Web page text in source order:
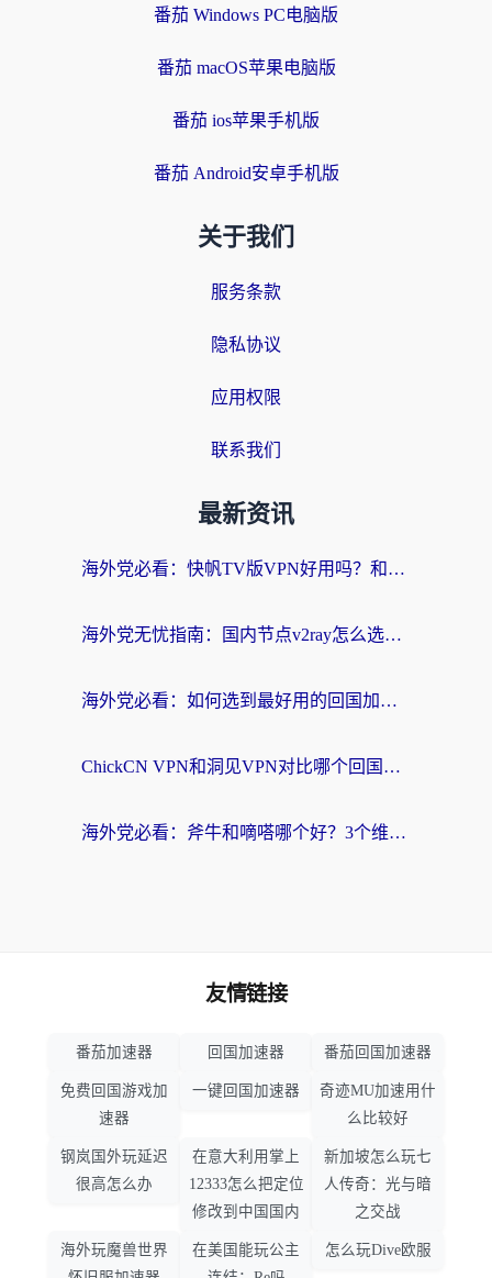
番茄 Windows PC电脑版
番茄 macOS苹果电脑版
番茄 ios苹果手机版
番茄 Android安卓手机版
关于我们
服务条款
隐私协议
应用权限
联系我们
最新资讯
海外党必看：快帆TV版VPN好用吗？和快游VPN对比哪个回国效果更好？附实用避坑指南
海外党无忧指南：国内节点v2ray怎么选？一键回国VPN+多场景实测帮你避坑
海外党必看：如何选到最好用的回国加速器？从节点到售后的全维度指南
ChickCN VPN和洞见VPN对比哪个回国效果更好？海外党亲测3款加速器+避坑指南
海外党必看：斧牛和嘀嗒哪个好？3个维度教你选对回国加速器
友情链接
番茄加速器 回国加速器 番茄回国加速器
免费回国游戏加
速器
一键回国加速器
奇迹MU加速用什
么比较好
钢岚国外玩延迟
很高怎么办
在意大利用掌上
12333怎么把定位
修改到中国国内
新加坡怎么玩七
人传奇：光与暗
之交战
海外玩魔兽世界
在美国能玩公主
怎么玩Dive欧服